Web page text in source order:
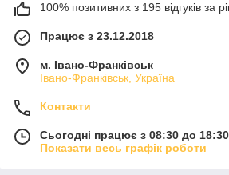
100% позитивних з 195 відгуків за
Працює з 23.12.2018
м. Івано-Франківськ
Івано-Франківськ, Україна
Контакти
Сьогодні працює з 08:30 до 18:30
Показати весь графік роботи